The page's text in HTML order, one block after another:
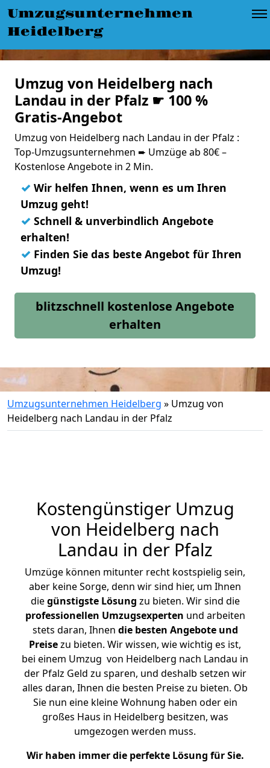
Umzugsunternehmen
Heidelberg
Umzug von Heidelberg nach
Landau in der Pfalz ☛ 100 %
Gratis-Angebot
Umzug von Heidelberg nach Landau in der Pfalz :
Top-Umzugsunternehmen ➨ Umzüge ab 80€ –
Kostenlose Angebote in 2 Min.
✓ Wir helfen Ihnen, wenn es um Ihren
Umzug geht!
✓ Schnell & unverbindlich Angebote
erhalten!
✓ Finden Sie das beste Angebot für Ihren
Umzug!
blitzschnell kostenlose Angebote
erhalten
Umzugsunternehmen Heidelberg » Umzug von
Heidelberg nach Landau in der Pfalz
Kostengünstiger Umzug
von Heidelberg nach
Landau in der Pfalz
Umzüge können mitunter recht kostspielig sein,
aber keine Sorge, denn wir sind hier, um Ihnen
diegünstigste Lösung zu bieten. Wir sind die
professionellen Umzugsexperten und arbeiten
stets daran, Ihnen die besten Angebote und
Preisezu bieten. Wir wissen, wie wichtig es ist,
bei einem Umzug von Heidelberg nach Landau in
der Pfalz Geld zu sparen, und deshalb setzen wir
alles daran, Ihnen die besten Preise zu bieten. Ob
Sie nun eine kleine Wohnung haben oder ein
großes Haus in Heidelberg besitzen, was
umgezogen werden muss.
Wir haben immer die perfekte Lösung für Sie.